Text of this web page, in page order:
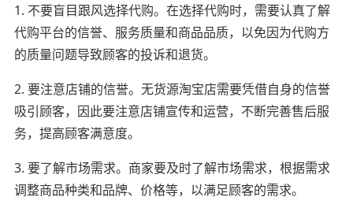
1. 不要盲目跟风选择代购。在选择代购时，需要认真了解
代购平台的信誉、服务质量和商品品质，以免因为代购方
的质量问题导致顾客的投诉和退货。
2. 要注意店铺的信誉。无货源淘宝店需要凭借自身的信誉
吸引顾客，因此要注意店铺宣传和运营，不断完善售后服
务，提高顾客满意度。
3. 要了解市场需求。商家要及时了解市场需求，根据需求
调整商品种类和品牌、价格等，以满足顾客的需求。